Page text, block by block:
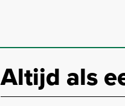
Altijd als